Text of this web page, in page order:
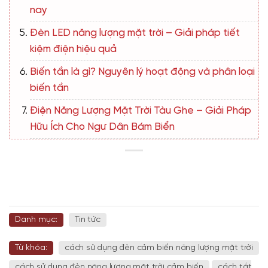
nay
Đèn LED năng lượng mặt trời – Giải pháp tiết
kiệm điện hiệu quả
Biến tần là gì? Nguyên lý hoạt động và phân loại
biến tần
Điện Năng Lượng Mặt Trời Tàu Ghe – Giải Pháp
Hữu Ích Cho Ngư Dân Bám Biển
Danh mục: Tin tức
Từ khóa: cách sử dụng đèn cảm biến năng lượng mặt trời